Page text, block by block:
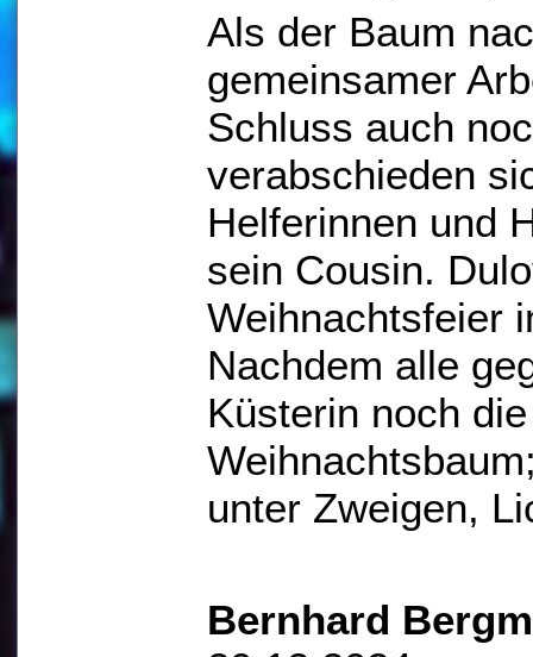
Als der Baum
gemeinsamer
Schluss auch
verabschieden
Helferinnen und
sein Cousin.
Weihnachtsfeier
Nachdem alle
Küsterin noch
unter Zweigen,
Bernhard